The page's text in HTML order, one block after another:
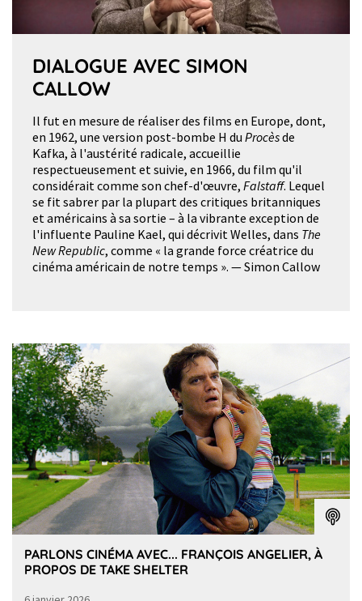
DIALOGUE AVEC SIMON
CALLOW
Il fut en mesure de réaliser des films en Europe, dont,
en 1962, une version post-bombe H du Procèsde
Kafka, à l'austérité radicale, accueillie
respectueusement et suivie, en 1966, du film qu'il
considérait comme son chef-d'œuvre, Falstaff. Lequel
se fit sabrer par la plupart des critiques britanniques
et américains à sa sortie – à la vibrante exception de
l'influente Pauline Kael, qui décrivit Welles, dans The
New Republic, comme « la grande force créatrice du
cinéma américain de notre temps ». — Simon Callow
PARLONS CINÉMA AVEC... FRANÇOIS ANGELIER, À
PROPOS DE TAKE SHELTER